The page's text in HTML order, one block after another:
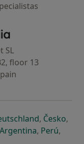
- Página de inicio
SL
floor 13
pestaña
una nueva pestaña
en una nueva
se abre en
, Českose
,
nueva pestaña
una nueva pestaña
abre en una nueva
Argentinase abre en
, Perúse
,